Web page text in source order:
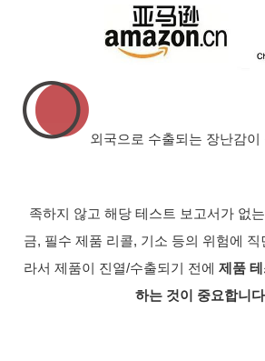
외국으로 수출되는 장난감
족하지 않고 해당 테스트 보고서가 없
금, 필수 제품 리콜, 기소 등의 위험에
라서 제품이 진열/수출되기 전에 제품
하는 것이 중요합니다